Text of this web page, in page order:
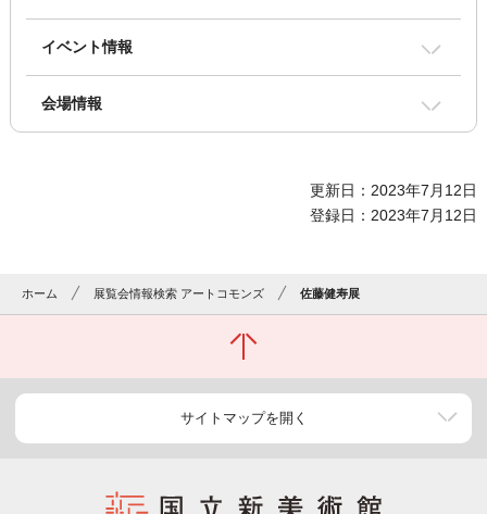
イベント情報
会場情報
更新日：2023年7月12日
登録日：2023年7月12日
ホーム 展覧会情報検索 アートコモンズ 佐藤健寿展
サイトマップを開く